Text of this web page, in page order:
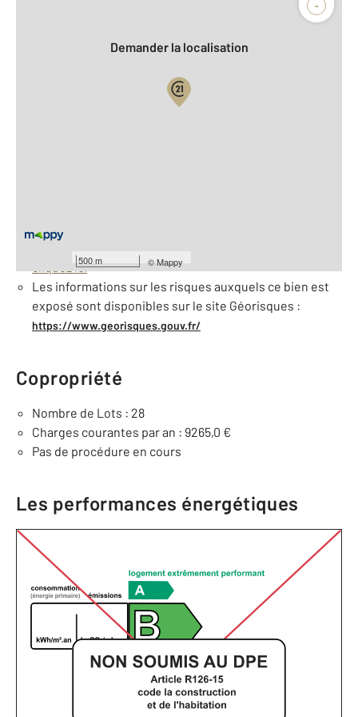
-
500 m ©Mappy
Demander la localisation
Barèmes d'honoraires de l'agence
cliquez ici
Les informations sur les risques auxquels ce bien est
exposé sont disponibles sur le site Géorisques :
https://www.georisques.gouv.fr/
Copropriété
Nombre de Lots : 28
Charges courantes par an : 9265,0 €
Pas de procédure en cours
Les performances énergétiques